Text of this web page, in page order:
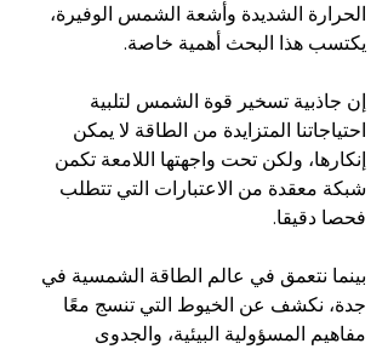
الحرارة الشديدة وأشعة الشمس الوفيرة،
يكتسب هذا البحث أهمية خاصة.
إن جاذبية تسخير قوة الشمس لتلبية
احتياجاتنا المتزايدة من الطاقة لا يمكن
إنكارها، ولكن تحت واجهتها اللامعة تكمن
شبكة معقدة من الاعتبارات التي تتطلب
فحصا دقيقا.
بينما نتعمق في عالم الطاقة الشمسية في
جدة، نكشف عن الخيوط التي تنسج معًا
مفاهيم المسؤولية البيئية، والجدوى